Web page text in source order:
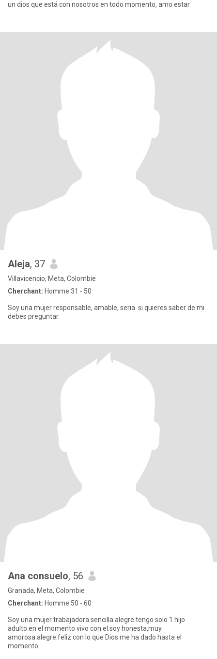
un dios que está con nosotros en todo momento, amo estar
Aleja, 37
Villavicencio, Meta, Colombie
Cherchant: Homme 31 - 50
Soy una mujer responsable, amable, seria. si quieres saber de mi
debes preguntar.
Ana consuelo, 56
Granada, Meta, Colombie
Cherchant: Homme 50 - 60
Soy una mujer trabajadora.sencilla alegre.tengo solo 1 hijo
adulto.en el momento vivo con el.soy honesta,muy
amorosa.alegre.feliz con lo que Dios me ha dado hasta el
momento.